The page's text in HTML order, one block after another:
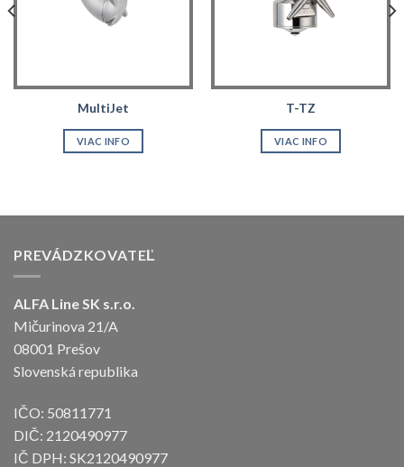
MultiJet
VIAC INFO
T-TZ
VIAC INFO
PREVÁDZKOVATEĽ
ALFA Line SK s.r.o.
Mičurinova 21/A
08001 Prešov
Slovenská republika
IČO: 50811771
DIČ: 2120490977
IČ DPH: SK2120490977